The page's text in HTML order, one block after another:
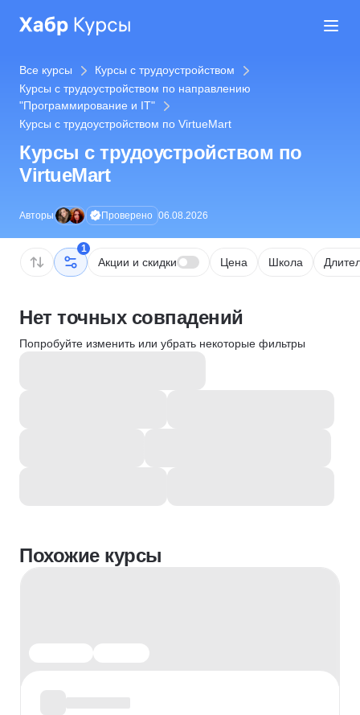
Все курсы
Курсы с трудоустройством
Курсы с трудоустройством по направлению
"Программирование и IT"
Курсы с трудоустройством по VirtueMart
Курсы с трудоустройством по
VirtueMart
Авторы Проверено 06.08.2026
1
Акции и скидки Цена Школа
Нет точных совпадений
Попробуйте изменить или убрать некоторые фильтры
Похожие курсы